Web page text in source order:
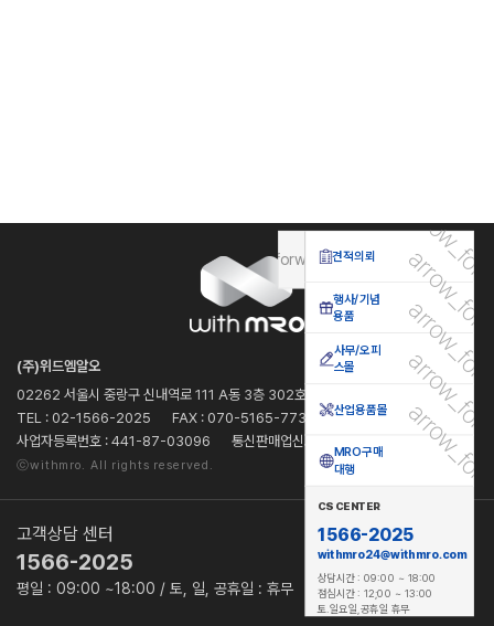
(주)위드엠알오
02262 서울시 중랑구 신내역로 111 A동 3층 302호(SKV 1센터)
TEL : 02-1566-2025
FAX : 070-5165-7736
사업자등록번호 : 441-87-03096
통신판매업신고 : 2024-서울중랑-1239
ⓒwithmro. All rights reserved.
고객상담 센터
1566-2025
평일 : 09:00 ~18:00 / 토, 일, 공휴일 : 휴무
arrow_forward_ios
견적의뢰
행사/기념
용품
사무/오피
스몰
산업용품몰
MRO구매
대행
CS CENTER
1566-2025
withmro24@withmro.com
상담시간 : 09:00 ~ 18:00
점심시간 : 12;00 ~ 13:00
토.일요일,공휴일 휴무